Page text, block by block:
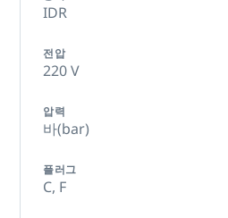
IDR
전압
220 V
압력
바(bar)
플러그
C, F